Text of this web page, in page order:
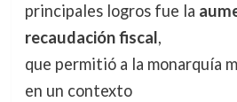
principales logros fue la
recaudación fiscal,
que permitió a la monarquía
en un contexto